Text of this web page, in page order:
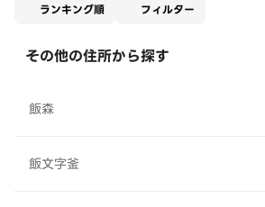
ランキング順 フィルター
その他の住所から探す
飯森
飯文字釜